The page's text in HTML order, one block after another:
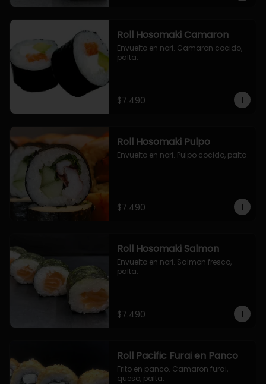
Roll Hosomaki Camaron
Envuelto en nori. Camaron cocido,
palta.
$7.490
Roll Hosomaki Pulpo
Envuelto en nori. Pulpo cocido, palta.
$7.490
Roll Hosomaki Salmon
Envuelto en nori. Salmon fresco,
palta.
$7.490
Roll Pacific Furai en Panco
Frito en panco. Camaron furai,
queso, palta.